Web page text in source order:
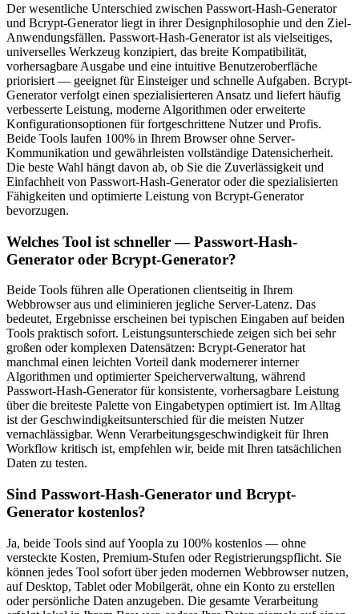
Der wesentliche Unterschied zwischen Passwort-Hash-Generator
und Bcrypt-Generator liegt in ihrer Designphilosophie und den Ziel-
Anwendungsfällen. Passwort-Hash-Generator ist als vielseitiges,
universelles Werkzeug konzipiert, das breite Kompatibilität,
vorhersagbare Ausgabe und eine intuitive Benutzeroberfläche
priorisiert — geeignet für Einsteiger und schnelle Aufgaben. Bcrypt-
Generator verfolgt einen spezialisierteren Ansatz und liefert häufig
verbesserte Leistung, moderne Algorithmen oder erweiterte
Konfigurationsoptionen für fortgeschrittene Nutzer und Profis.
Beide Tools laufen 100% in Ihrem Browser ohne Server-
Kommunikation und gewährleisten vollständige Datensicherheit.
Die beste Wahl hängt davon ab, ob Sie die Zuverlässigkeit und
Einfachheit von Passwort-Hash-Generator oder die spezialisierten
Fähigkeiten und optimierte Leistung von Bcrypt-Generator
bevorzugen.
Welches Tool ist schneller — Passwort-Hash-
Generator oder Bcrypt-Generator?
Beide Tools führen alle Operationen clientseitig in Ihrem
Webbrowser aus und eliminieren jegliche Server-Latenz. Das
bedeutet, Ergebnisse erscheinen bei typischen Eingaben auf beiden
Tools praktisch sofort. Leistungsunterschiede zeigen sich bei sehr
großen oder komplexen Datensätzen: Bcrypt-Generator hat
manchmal einen leichten Vorteil dank modernerer interner
Algorithmen und optimierter Speicherverwaltung, während
Passwort-Hash-Generator für konsistente, vorhersagbare Leistung
über die breiteste Palette von Eingabetypen optimiert ist. Im Alltag
ist der Geschwindigkeitsunterschied für die meisten Nutzer
vernachlässigbar. Wenn Verarbeitungsgeschwindigkeit für Ihren
Workflow kritisch ist, empfehlen wir, beide mit Ihren tatsächlichen
Daten zu testen.
Sind Passwort-Hash-Generator und Bcrypt-
Generator kostenlos?
Ja, beide Tools sind auf Yoopla zu 100% kostenlos — ohne
versteckte Kosten, Premium-Stufen oder Registrierungspflicht. Sie
können jedes Tool sofort über jeden modernen Webbrowser nutzen,
auf Desktop, Tablet oder Mobilgerät, ohne ein Konto zu erstellen
oder persönliche Daten anzugeben. Die gesamte Verarbeitung